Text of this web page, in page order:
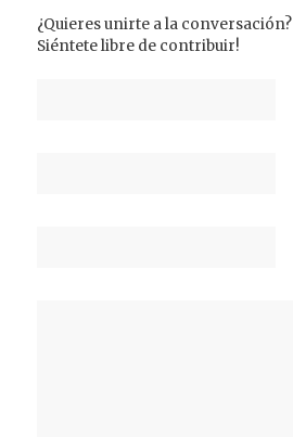
¿Quieres unirte a la conversación?
Siéntete libre de contribuir!